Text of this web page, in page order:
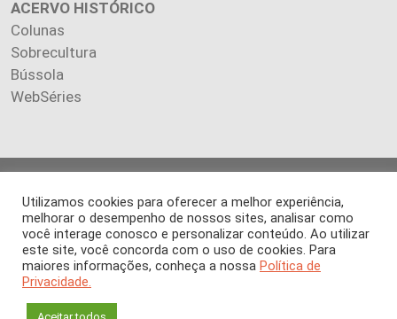
ACERVO HISTÓRICO
Colunas
Sobrecultura
Bússola
WebSéries
reservados.
Os artigos publicados na revista refletem exclusivamente a
opinião de seus autores.
É proibida a reprodução, integral ou parcial, do conteúdo (imagens
Utilizamos cookies para oferecer a melhor experiência,
melhorar o desempenho de nossos sites, analisar como
você interage conosco e personalizar conteúdo. Ao utilizar
este site, você concorda com o uso de cookies. Para
maiores informações, conheça a nossa Política de
Privacidade.